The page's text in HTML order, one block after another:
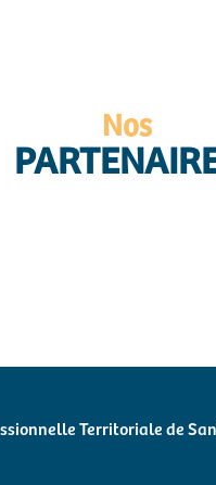
Nos
Territoriale de